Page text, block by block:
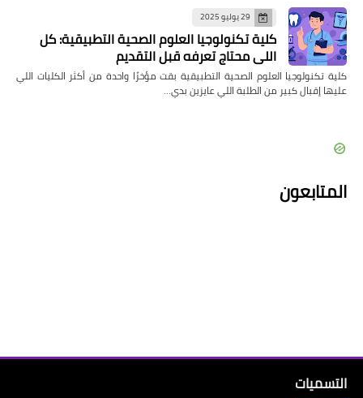
29 يوليو 2025
كلية تكنولوجيا العلوم الصحية التطبيقية: كل
اللي محتاج تعرفه قبل التقديم
كلية تكنولوجيا العلوم الصحية التطبيقية بقت مؤخرًا واحدة من أكثر الكليات اللي
عليها إقبال كبير من الطلبة اللي عايزين بدي…
المتابعون
التسميات